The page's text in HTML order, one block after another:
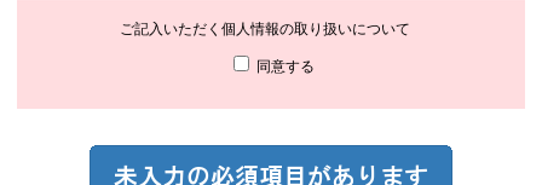
ご記入いただく個人情報の取り扱いについて
同意する